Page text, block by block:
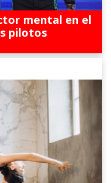
mental en el
pilotos